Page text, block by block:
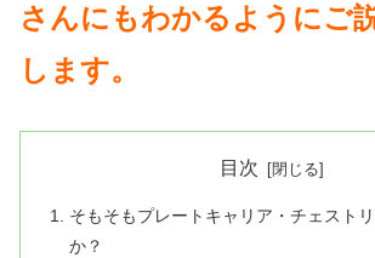
さんにもわかるようにご
します。
目次
そもそもプレートキャリア・チェスト
か？